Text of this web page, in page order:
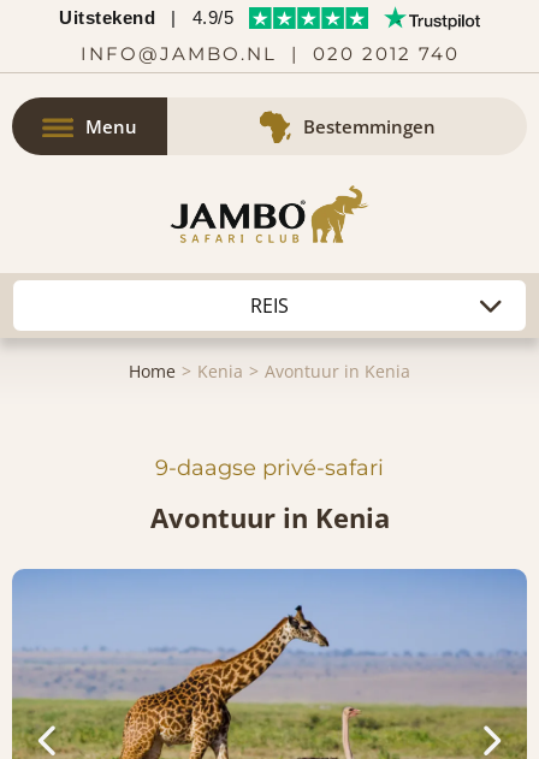
Uitstekend | 4.9/5
INFO@JAMBO.NL | 020 2012 740
Menu Bestemmingen
Home Kenia Avontuur in Kenia
9-daagse privé-safari
Avontuur in Kenia